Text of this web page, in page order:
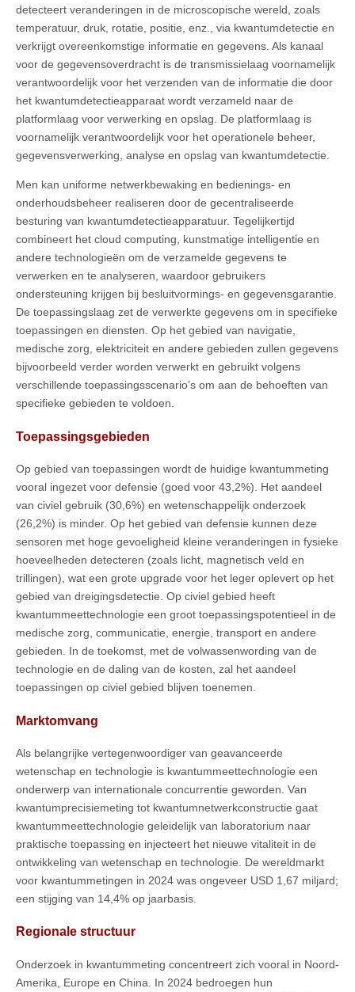
detecteert veranderingen in de microscopische wereld, zoals
temperatuur, druk, rotatie, positie, enz., via kwantumdetectie en
verkrijgt overeenkomstige informatie en gegevens. Als kanaal
voor de gegevensoverdracht is de transmissielaag voornamelijk
verantwoordelijk voor het verzenden van de informatie die door
het kwantumdetectieapparaat wordt verzameld naar de
platformlaag voor verwerking en opslag. De platformlaag is
voornamelijk verantwoordelijk voor het operationele beheer,
gegevensverwerking, analyse en opslag van kwantumdetectie.
Men kan uniforme netwerkbewaking en bedienings- en
onderhoudsbeheer realiseren door de gecentraliseerde
besturing van kwantumdetectieapparatuur. Tegelijkertijd
combineert het cloud computing, kunstmatige intelligentie en
andere technologieën om de verzamelde gegevens te
verwerken en te analyseren, waardoor gebruikers
ondersteuning krijgen bij besluitvormings- en gegevensgarantie.
De toepassingslaag zet de verwerkte gegevens om in specifieke
toepassingen en diensten. Op het gebied van navigatie,
medische zorg, elektriciteit en andere gebieden zullen gegevens
bijvoorbeeld verder worden verwerkt en gebruikt volgens
verschillende toepassingsscenario’s om aan de behoeften van
specifieke gebieden te voldoen.
Toepassingsgebieden
Op gebied van toepassingen wordt de huidige kwantummeting
vooral ingezet voor defensie (goed voor 43,2%). Het aandeel
van civiel gebruik (30,6%) en wetenschappelijk onderzoek
(26,2%) is minder. Op het gebied van defensie kunnen deze
sensoren met hoge gevoeligheid kleine veranderingen in fysieke
hoeveelheden detecteren (zoals licht, magnetisch veld en
trillingen), wat een grote upgrade voor het leger oplevert op het
gebied van dreigingsdetectie. Op civiel gebied heeft
kwantummeettechnologie een groot toepassingspotentieel in de
medische zorg, communicatie, energie, transport en andere
gebieden. In de toekomst, met de volwassenwording van de
technologie en de daling van de kosten, zal het aandeel
toepassingen op civiel gebied blijven toenemen.
Marktomvang
Als belangrijke vertegenwoordiger van geavanceerde
wetenschap en technologie is kwantummeettechnologie een
onderwerp van internationale concurrentie geworden. Van
kwantumprecisiemeting tot kwantumnetwerkconstructie gaat
kwantummeettechnologie geleidelijk van laboratorium naar
praktische toepassing en injecteert het nieuwe vitaliteit in de
ontwikkeling van wetenschap en technologie. De wereldmarkt
voor kwantummetingen in 2024 was ongeveer USD 1,67 miljard;
een stijging van 14,4% op jaarbasis.
Regionale structuur
Onderzoek in kwantummeting concentreert zich vooral in Noord-
Amerika, Europe en China. In 2024 bedroegen hun